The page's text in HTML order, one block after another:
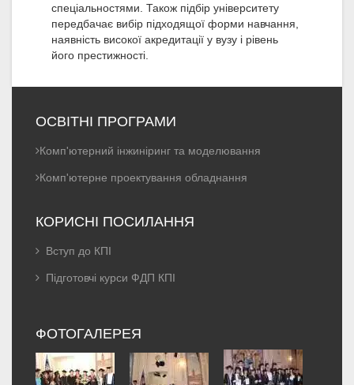
спеціальностями. Також підбір університету
передбачає вибір підходящої форми навчання,
наявність високої акредитації у вузу і рівень
його престижності.
ОСВІТНІ ПРОГРАМИ
Комп'ютерний інжиніринг та моделювання
Комп'ютерне проектування обладнання
КОРИСНІ ПОСИЛАННЯ
Вступ до КПІ
Підготовчі курси ФДП КПІ
ФОТОГАЛЕРЕЯ